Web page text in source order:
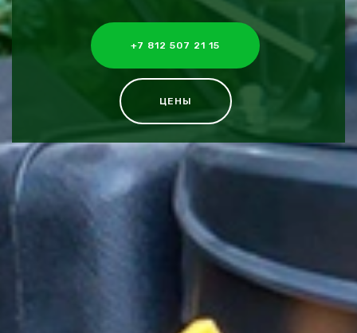
+7 812 507 21 15
ЦЕНЫ